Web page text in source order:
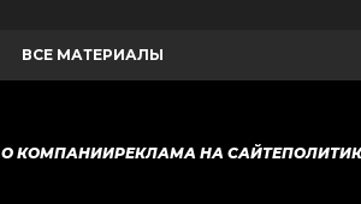
ВСЕ МАТЕРИАЛЫ
О КОМПАНИИРЕКЛАМА НА САЙТЕ